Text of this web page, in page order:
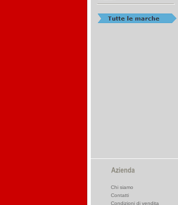
Chi siamo
Contatti
Condizioni di vendita